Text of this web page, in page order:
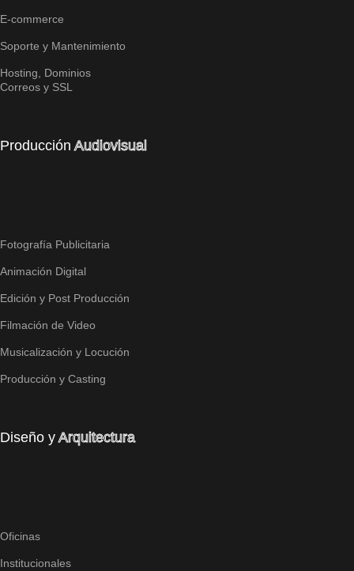
E-commerce
Soporte y Mantenimiento
Hosting, Dominios
Correos y SSL
ProducciónAudiovisual
Fotografía Publicitaria
Animación Digital
Edición y Post Producción
Filmación de Video
Musicalización y Locución
Producción y Casting
Diseño yArquitectura
Oficinas
Institucionales